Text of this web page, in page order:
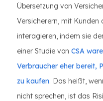
Übersetzung von
Versicherern, mit Kunden
interagieren, indem sie
einer Studie von CSA
Verbraucher eher bereit,
zu kaufen. Das heißt,
nicht sprechen, ist das